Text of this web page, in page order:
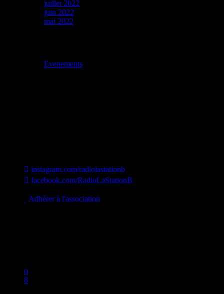
juillet 2022
juin 2022
mai 2022
Evenements
instagram.com/radiolastationb
facebook.com/RadioLaStationB
Adhérer à l'association